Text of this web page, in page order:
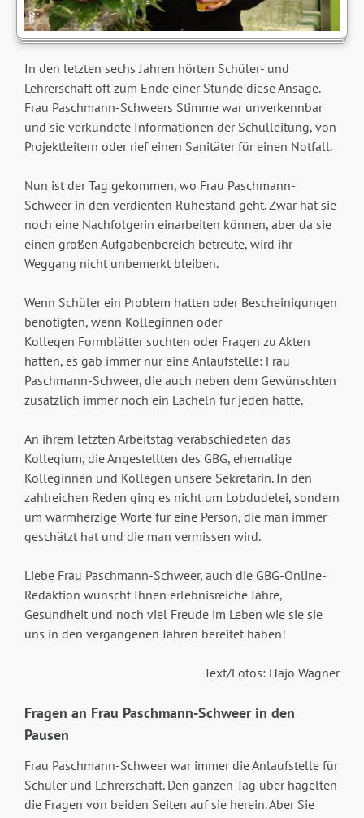
In den letzten sechs Jahren hörten Schüler- und
Lehrerschaft oft zum Ende einer Stunde diese Ansage.
Frau Paschmann-Schweers Stimme war unverkennbar
und sie verkündete Informationen der Schulleitung, von
Projektleitern oder rief einen Sanitäter für einen Notfall.
Nun ist der Tag gekommen, wo Frau Paschmann-
Schweer in den verdienten Ruhestand geht. Zwar hat sie
noch eine Nachfolgerin einarbeiten können, aber da sie
einen großen Aufgabenbereich betreute, wird ihr
Weggang nicht unbemerkt bleiben.
Wenn Schüler ein Problem hatten oder Bescheinigungen
benötigten, wenn Kolleginnen oder
Kollegen Formblätter suchten oder Fragen zu Akten
hatten, es gab immer nur eine Anlaufstelle: Frau
Paschmann-Schweer, die auch neben dem Gewünschten
zusätzlich immer noch ein Lächeln für jeden hatte.
An ihrem letzten Arbeitstag verabschiedeten das
Kollegium, die Angestellten des GBG, ehemalige
Kolleginnen und Kollegen unsere Sekretärin. In den
zahlreichen Reden ging es nicht um Lobdudelei, sondern
um warmherzige Worte für eine Person, die man immer
geschätzt hat und die man vermissen wird.
Liebe Frau Paschmann-Schweer, auch die GBG-Online-
Redaktion wünscht Ihnen erlebnisreiche Jahre,
Gesundheit und noch viel Freude im Leben wie sie sie
uns in den vergangenen Jahren bereitet haben!
Text/Fotos: Hajo Wagner
Fragen an Frau Paschmann-Schweer in den
Pausen
Frau Paschmann-Schweer war immer die Anlaufstelle für
Schüler und Lehrerschaft. Den ganzen Tag über hagelten
die Fragen von beiden Seiten auf sie herein. Aber Sie